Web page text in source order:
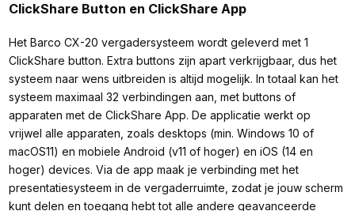
ClickShare Button en ClickShare App
Het Barco CX-20 vergadersysteem wordt geleverd met 1
ClickShare button. Extra buttons zijn apart verkrijgbaar, dus het
systeem naar wens uitbreiden is altijd mogelijk. In totaal kan het
systeem maximaal 32 verbindingen aan, met buttons of
apparaten met de ClickShare App. De applicatie werkt op
vrijwel alle apparaten, zoals desktops (min. Windows 10 of
macOS11) en mobiele Android (v11 of hoger) en iOS (14 en
hoger) devices. Via de app maak je verbinding met het
presentatiesysteem in de vergaderruimte, zodat je jouw scherm
kunt delen en toegang hebt tot alle andere geavanceerde